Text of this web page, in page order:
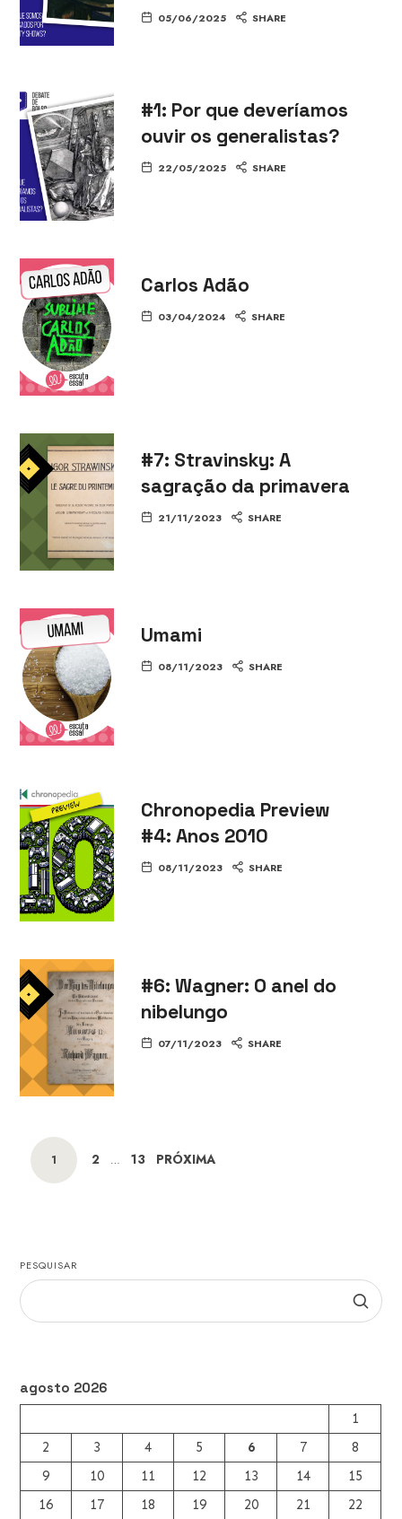
05/06/2025 SHARE
#1: Por que deveríamos
ouvir os generalistas?
22/05/2025 SHARE
Carlos Adão
03/04/2024 SHARE
#7: Stravinsky: A
sagração da primavera
21/11/2023 SHARE
Umami
08/11/2023 SHARE
Chronopedia Preview
#4: Anos 2010
08/11/2023 SHARE
#6: Wagner: O anel do
nibelungo
07/11/2023 SHARE
Posts
navigation
PAGE
1 PAGE
2 … PAGE
13 PRÓXIMA
PESQUISAR
agosto 2026
1
2
3 4 5 6 7
8
9
10 11 12 13 14
15
16
17 18 19 20 21 22